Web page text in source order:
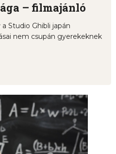
– filmajánló
Studio Ghibli japán
nem csupán gyerekeknek